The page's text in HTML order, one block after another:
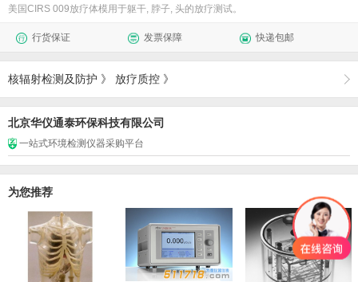
美国CIRS 009放疗体模用于躯干, 脖子, 头的放疗测试。
行货保证 发票保障 快递包邮
核辐射检测及防护 》 放疗质控 》
北京华仪通泰环保科技有限公司
一站式环境检测仪器采购平台
为您推荐